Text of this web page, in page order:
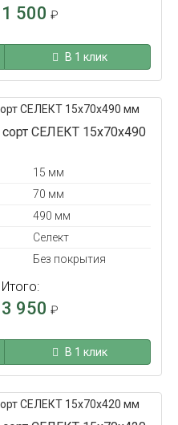
1 500 ₽
В 1 клик
СЕЛЕКТ 15x70x490
15 мм
70 мм
490 мм
Селект
Без покрытия
Итого:
3 950 ₽
В 1 клик